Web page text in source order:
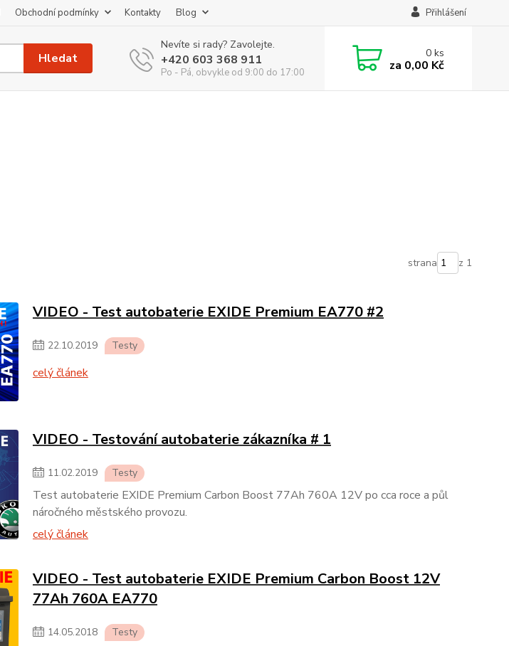
Obchodní podmínky Kontakty Blog Přihlášení
Hledat
Nevíte si rady? Zavolejte.
+420 603 368 911
Po - Pá, obvykle od 9:00 do 17:00
0ks
za 0,00 Kč
strana z 1
VIDEO - Test autobaterie EXIDE Premium EA770 #2
22.10.2019 Testy
celý článek
VIDEO - Testování autobaterie zákazníka # 1
11.02.2019 Testy
Test autobaterie EXIDE Premium Carbon Boost 77Ah 760A 12V po cca roce a půl
náročného městského provozu.
celý článek
VIDEO - Test autobaterie EXIDE Premium Carbon Boost 12V
77Ah 760A EA770
14.05.2018 Testy